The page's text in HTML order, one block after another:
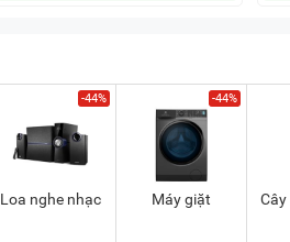
-44%
Loa nghe nhạc
-44%
Máy giặt